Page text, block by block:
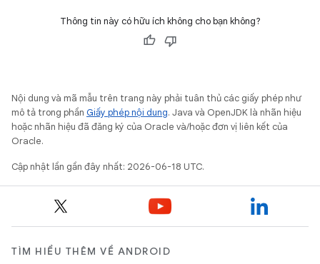
Thông tin này có hữu ích không cho bạn không?
Nội dung và mã mẫu trên trang này phải tuân thủ các giấy phép như
mô tả trong phần Giấy phép nội dung. Java và OpenJDK là nhãn hiệu
hoặc nhãn hiệu đã đăng ký của Oracle và/hoặc đơn vị liên kết của
Oracle.
Cập nhật lần gần đây nhất: 2026-06-18 UTC.
TÌM HIỂU THÊM VỀ ANDROID